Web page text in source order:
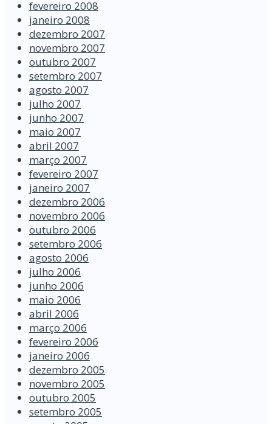
fevereiro 2008
janeiro 2008
dezembro 2007
novembro 2007
outubro 2007
setembro 2007
agosto 2007
julho 2007
junho 2007
maio 2007
abril 2007
março 2007
fevereiro 2007
janeiro 2007
dezembro 2006
novembro 2006
outubro 2006
setembro 2006
agosto 2006
julho 2006
junho 2006
maio 2006
abril 2006
março 2006
fevereiro 2006
janeiro 2006
dezembro 2005
novembro 2005
outubro 2005
setembro 2005